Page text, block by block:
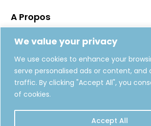
We value your privacy
We use cookies to enhance your
serve personalised ads or content, and
traffic. By clicking "Accept All", you
of cookies.
Accept All
A Propos
Fabrication
Carte Cadeaux